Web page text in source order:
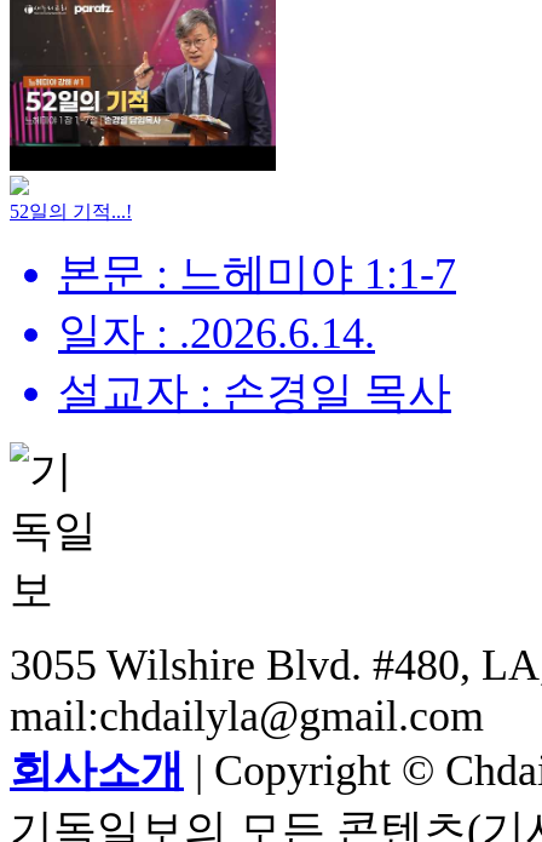
52일의 기적...!
본문 : 느헤미야 1:1-7
일자 : .2026.6.14.
설교자 : 손경일 목사
3055 Wilshire Blvd. #480,
mail:chdailyla@gmail.com
회사소개 | Copyright ©
기독일보의 모든 콘텐츠(